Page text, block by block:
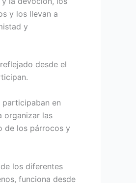
y los llevan a
y
desde el
en
organizar las
de los párrocos y
los diferentes
funciona desde